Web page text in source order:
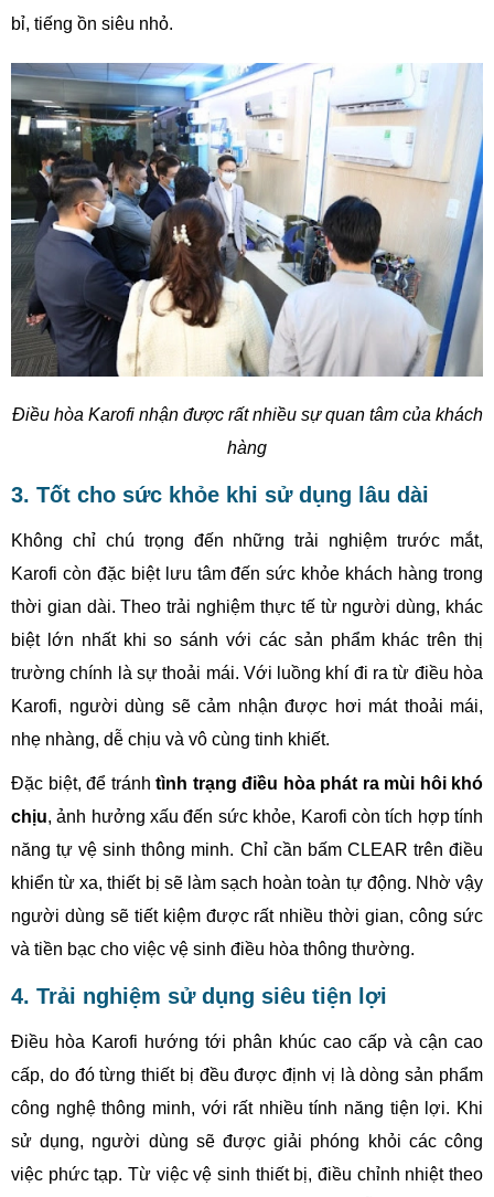
bỉ, tiếng ồn siêu nhỏ.
Điều hòa Karofi nhận được rất nhiều sự quan tâm của khách
hàng
3. Tốt cho sức khỏe khi sử dụng lâu dài
Không chỉ chú trọng đến những trải nghiệm trước mắt,
Karofi còn đặc biệt lưu tâm đến sức khỏe khách hàng trong
thời gian dài. Theo trải nghiệm thực tế từ người dùng, khác
biệt lớn nhất khi so sánh với các sản phẩm khác trên thị
trường chính là sự thoải mái. Với luồng khí đi ra từ điều hòa
Karofi, người dùng sẽ cảm nhận được hơi mát thoải mái,
nhẹ nhàng, dễ chịu và vô cùng tinh khiết.
Đặc biệt, để tránh tình trạng điều hòa phát ra mùi hôi khó
chịu, ảnh hưởng xấu đến sức khỏe, Karofi còn tích hợp tính
năng tự vệ sinh thông minh. Chỉ cần bấm CLEAR trên điều
khiển từ xa, thiết bị sẽ làm sạch hoàn toàn tự động. Nhờ vậy
người dùng sẽ tiết kiệm được rất nhiều thời gian, công sức
và tiền bạc cho việc vệ sinh điều hòa thông thường.
4. Trải nghiệm sử dụng siêu tiện lợi
Điều hòa Karofi hướng tới phân khúc cao cấp và cận cao
cấp, do đó từng thiết bị đều được định vị là dòng sản phẩm
công nghệ thông minh, với rất nhiều tính năng tiện lợi. Khi
sử dụng, người dùng sẽ được giải phóng khỏi các công
việc phức tạp. Từ việc vệ sinh thiết bị, điều chỉnh nhiệt theo